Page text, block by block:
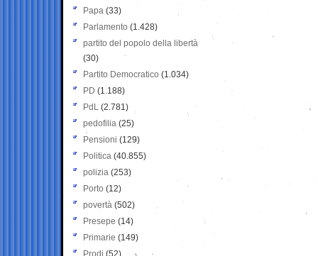
Papa (33)
Parlamento (1.428)
partito del popolo della libertà
(30)
Partito Democratico (1.034)
PD (1.188)
PdL (2.781)
pedofilia (25)
Pensioni (129)
Politica (40.855)
polizia (253)
Porto (12)
povertà (502)
Presepe (14)
Primarie (149)
Prodi (52)